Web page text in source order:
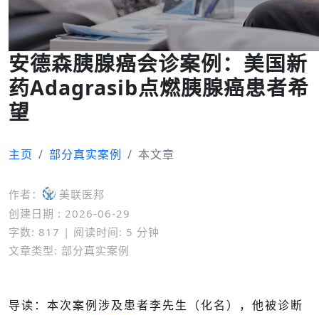
安德森胰腺癌会诊案例：美国新
药Adagrasib点燃胰腺癌患者希
望
主页 部分真实案例 本文章
作者：
美联医邦
创建日期 : 2026-06-29
字数: 817 | 阅读时间: 5 分钟
文章类型: 部分真实案例
导读：本次案例涉及患者李先生（化名），他被诊断